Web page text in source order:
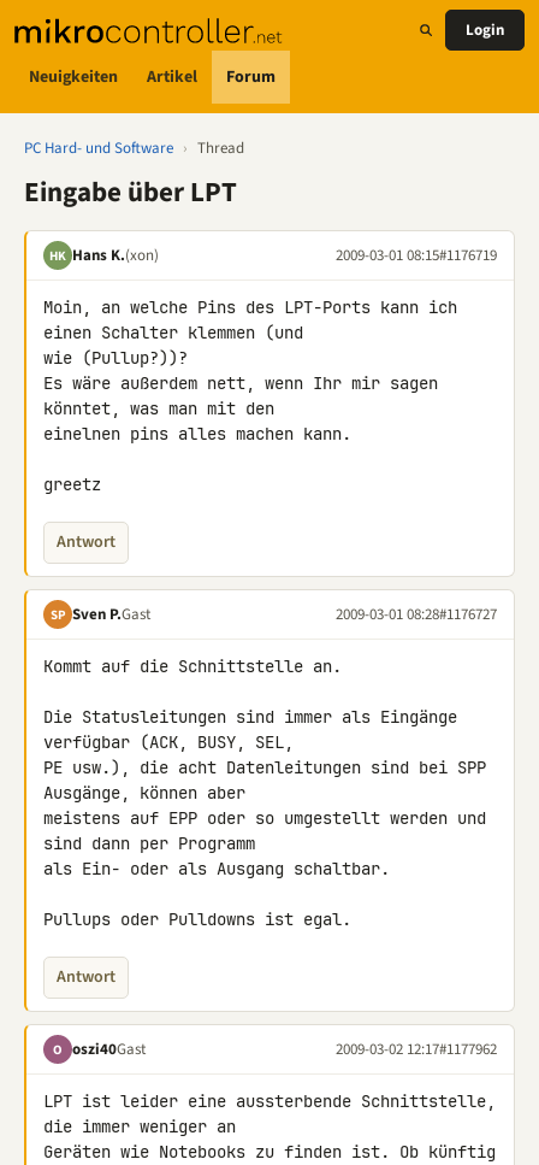
Neuigkeiten Artikel Forum
Login
PC Hard- und Software › Thread
Eingabe über LPT
HK Hans K.(xon) 2009-03-01 08:15#1176719
Moin, an welche Pins des LPT-Ports kann ich
einen Schalter klemmen (und
wie (Pullup?))?
Es wäre außerdem nett, wenn Ihr mir sagen
könntet, was man mit den
einelnen pins alles machen kann.
greetz
Antwort
SP Sven P.Gast 2009-03-01 08:28#1176727
Kommt auf die Schnittstelle an.
Die Statusleitungen sind immer als Eingänge
verfügbar (ACK, BUSY, SEL,
PE usw.), die acht Datenleitungen sind bei SPP
Ausgänge, können aber
meistens auf EPP oder so umgestellt werden und
sind dann per Programm
als Ein- oder als Ausgang schaltbar.
Pullups oder Pulldowns ist egal.
Antwort
O oszi40Gast 2009-03-02 12:17#1177962
LPT ist leider eine aussterbende Schnittstelle,
die immer weniger an
Geräten wie Notebooks zu finden ist. Ob künftig